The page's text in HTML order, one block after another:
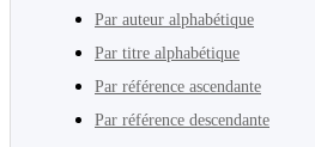
Par auteur alphabétique
Par titre alphabétique
Par référence ascendante
Par référence descendante